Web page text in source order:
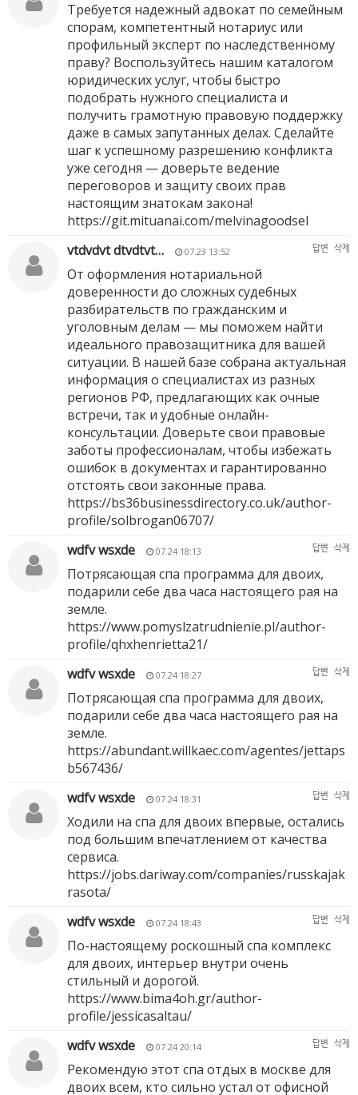
Требуется надежный адвокат по семейным
спорам, компетентный нотариус или
профильный эксперт по наследственному
праву? Воспользуйтесь нашим каталогом
юридических услуг, чтобы быстро
подобрать нужного специалиста и
получить грамотную правовую поддержку
даже в самых запутанных делах. Сделайте
шаг к успешному разрешению конфликта
уже сегодня — доверьте ведение
переговоров и защиту своих прав
настоящим знатокам закона!
https://git.mituanai.com/melvinagoodsel
vtdvdvt dtvdtvt…
07.23 13:52 답변 삭제
От оформления нотариальной
доверенности до сложных судебных
разбирательств по гражданским и
уголовным делам — мы поможем найти
идеального правозащитника для вашей
ситуации. В нашей базе собрана актуальная
информация о специалистах из разных
регионов РФ, предлагающих как очные
встречи, так и удобные онлайн-
консультации. Доверьте свои правовые
заботы профессионалам, чтобы избежать
ошибок в документах и гарантированно
отстоять свои законные права.
https://bs36businessdirectory.co.uk/author-
profile/solbrogan06707/
wdfv wsxde
07.24 18:13 답변 삭제
Потрясающая спа программа для двоих,
подарили себе два часа настоящего рая на
земле.
https://www.pomyslzatrudnienie.pl/author-
profile/qhxhenrietta21/
wdfv wsxde
07.24 18:27 답변 삭제
Потрясающая спа программа для двоих,
подарили себе два часа настоящего рая на
земле.
https://abundant.willkaec.com/agentes/jettaps
b567436/
wdfv wsxde
07.24 18:31 답변 삭제
Ходили на спа для двоих впервые, остались
под большим впечатлением от качества
сервиса.
https://jobs.dariway.com/companies/russkajak
rasota/
wdfv wsxde
07.24 18:43 답변 삭제
По-настоящему роскошный спа комплекс
для двоих, интерьер внутри очень
стильный и дорогой.
https://www.bima4oh.gr/author-
profile/jessicasaltau/
wdfv wsxde
07.24 20:14 답변 삭제
Рекомендую этот спа отдых в москве для
двоих всем, кто сильно устал от офисной